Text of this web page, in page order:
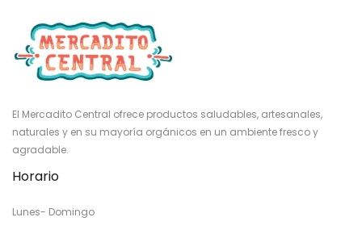
El Mercadito Central ofrece productos saludables, artesanales,
naturales y en su mayoría orgánicos en un ambiente fresco y
agradable.
Horario
Lunes- Domingo